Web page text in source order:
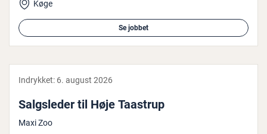
Køge
Se jobbet
Indrykket: 6. august 2026
Salgs­le­der til Høje Taastrup
Maxi Zoo